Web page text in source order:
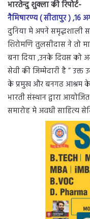
भारतेन्दु शुक्ला की रिपोर्ट-
नैमिषारण्य ( सीतापुर ) ,16
दुनिया मे अपने समृद्धशाली
शिरोमणि तुलसीदास ने तो
बना दिया ,उनके दिवस को
सेवी की जिम्मेदारी है ” उक्त
के प्रमुख और बनगढ आश्रम
भारती संस्थान द्वारा
समारोह मे अवधी साहित्य